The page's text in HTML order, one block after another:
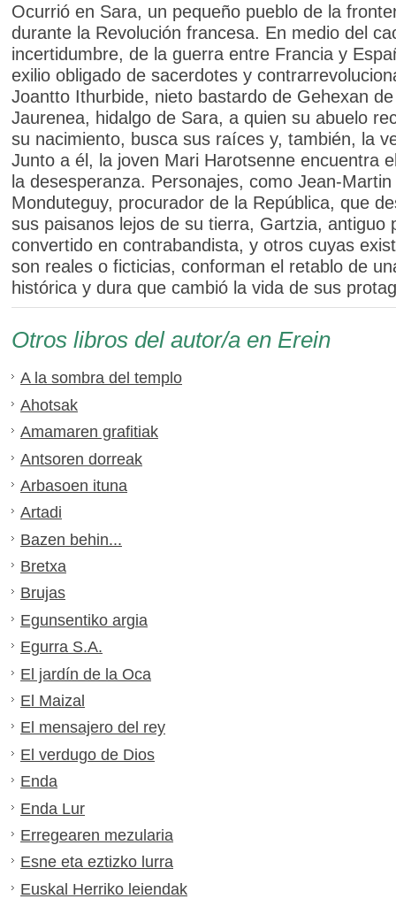
Ocurrió en Sara, un pequeño pueblo de la
durante la Revolución francesa. En medio del
incertidumbre, de la guerra entre Francia y
exilio obligado de sacerdotes y
Joantto Ithurbide, nieto bastardo de Gehexan de
Jaurenea, hidalgo de Sara, a quien su abuelo
su nacimiento, busca sus raíces y, también, la
Junto a él, la joven Mari Harotsenne encuentra
la desesperanza. Personajes, como Jean-Martin
Monduteguy, procurador de la República, que
sus paisanos lejos de su tierra, Gartzia, antiguo
convertido en contrabandista, y otros cuyas
son reales o ficticias, conforman el retablo de
histórica y dura que cambió la vida de sus
Otros libros del autor/a en Erein
A la sombra del templo
Ahotsak
Amamaren grafitiak
Antsoren dorreak
Arbasoen ituna
Artadi
Bazen behin...
Bretxa
Brujas
Egunsentiko argia
Egurra S.A.
El jardín de la Oca
El Maizal
El mensajero del rey
El verdugo de Dios
Enda
Enda Lur
Erregearen mezularia
Esne eta eztizko lurra
Euskal Herriko leiendak